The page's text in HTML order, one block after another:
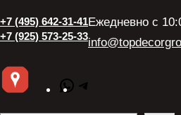
+7 (495) 642-31-41
+7 (925) 573-25-33
Ежедневно с
WhatsApp